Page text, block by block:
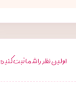
اولین نظر را شما ثبت کنید!